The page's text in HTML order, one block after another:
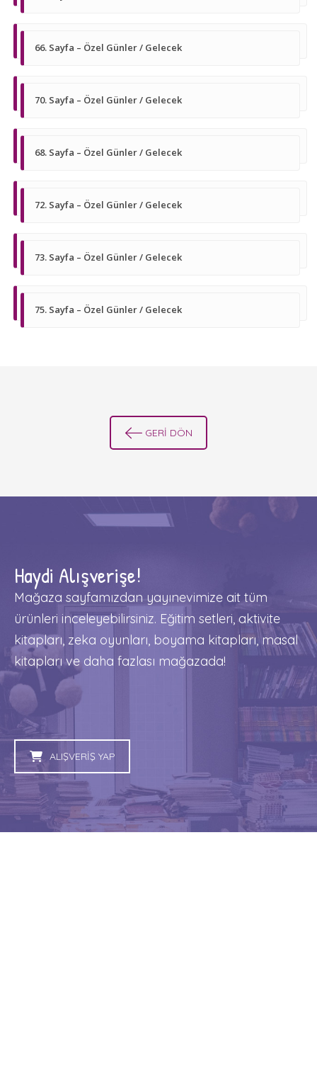
66. Sayfa – Özel Günler / Gelecek
70. Sayfa – Özel Günler / Gelecek
68. Sayfa – Özel Günler / Gelecek
72. Sayfa – Özel Günler / Gelecek
73. Sayfa – Özel Günler / Gelecek
75. Sayfa – Özel Günler / Gelecek
GERİ DÖN
Haydi Alışverişe!
Mağaza sayfamızdan yayınevimize ait tüm
ürünleri inceleyebilirsiniz. Eğitim setleri, aktivite
kitapları, zeka oyunları, boyama kitapları, masal
kitapları ve daha fazlası mağazada!
ALIŞVERİŞ YAP